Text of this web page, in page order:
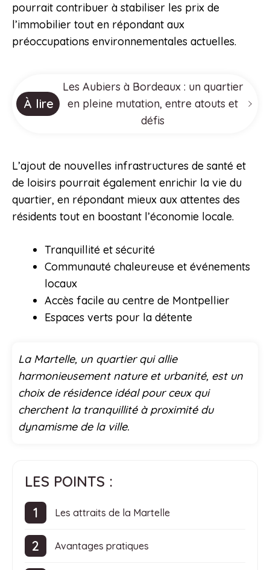
pourrait contribuer à stabiliser les prix de
l’immobilier tout en répondant aux
préoccupations environnementales actuelles.
À lire
Les Aubiers à Bordeaux : un quartier
en pleine mutation, entre atouts et
défis
L’ajout de nouvelles infrastructures de santé et
de loisirs pourrait également enrichir la vie du
quartier, en répondant mieux aux attentes des
résidents tout en boostant l’économie locale.
Tranquillité et sécurité
Communauté chaleureuse et événements
locaux
Accès facile au centre de Montpellier
Espaces verts pour la détente
La Martelle, un quartier qui allie
harmonieusement nature et urbanité, est un
choix de résidence idéal pour ceux qui
cherchent la tranquillité à proximité du
dynamisme de la ville.
LES POINTS :
Les attraits de la Martelle
Avantages pratiques